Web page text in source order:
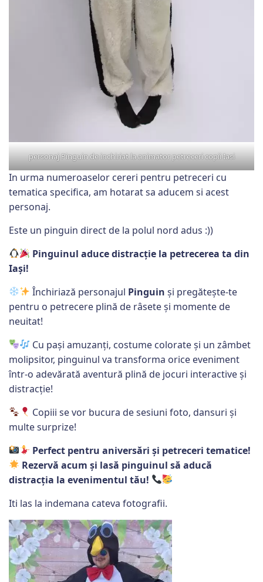
personaj Pinguin de inchiriat la animator petreceri copii Iasi
In urma numeroaselor cereri pentru petreceri cu
tematica specifica, am hotarat sa aducem si acest
personaj.
Este un pinguin direct de la polul nord adus :))
Pinguinul aduce distracție la petrecerea ta din
Iași!
Închiriază personajul Pinguin și pregătește-te
pentru o petrecere plină de râsete și momente de
neuitat!
Cu pași amuzanți, costume colorate și un zâmbet
molipsitor, pinguinul va transforma orice eveniment
într-o adevărată aventură plină de jocuri interactive și
distracție!
Copiii se vor bucura de sesiuni foto, dansuri și
multe surprize!
Perfect pentru aniversări și petreceri tematice!
Rezervă acum și lasă pinguinul să aducă
distracția la evenimentul tău!
Iti las la indemana cateva fotografii.